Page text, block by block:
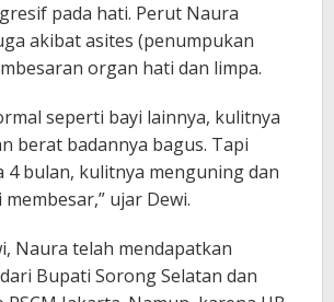
pada hati. Perut Naura
akibat asites (penumpukan
organ hati dan limpa.
seperti bayi lainnya, kulitnya
berat badannya bagus. Tapi
4 bulan, kulitnya menguning dan
ujar Dewi.
Naura telah mendapatkan
Bupati Sorong Selatan dan